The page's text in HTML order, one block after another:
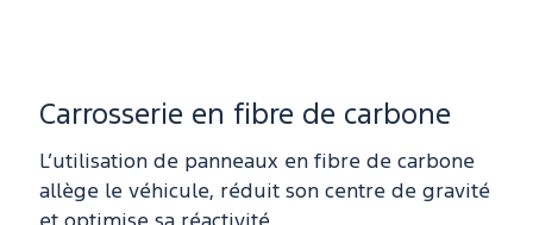
Carrosserie en fibre de carbone
L’utilisation de panneaux en fibre de carbone
allège le véhicule, réduit son centre de gravité